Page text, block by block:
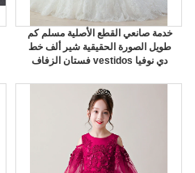
خدمة صانعي القطع الأصلية مسلم كم
طويل الصورة الحقيقية شير ألف خط
فستان الزفاف vestidos دي نوفيا